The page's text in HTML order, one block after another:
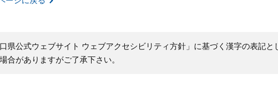
県公式ウェブサイト ウェブアクセシビリティ方針」に基づく漢字の表記と
合がありますがご了承下さい。